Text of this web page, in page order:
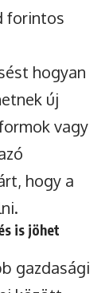
forintos
hogyan
új
vagy
hogy a
is jöhet
gazdasági